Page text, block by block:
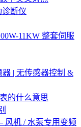
诊断仪
11KW 整套伺服
器 | 无传感器控制 &
的什么意思
风机 / 水泵专用变频